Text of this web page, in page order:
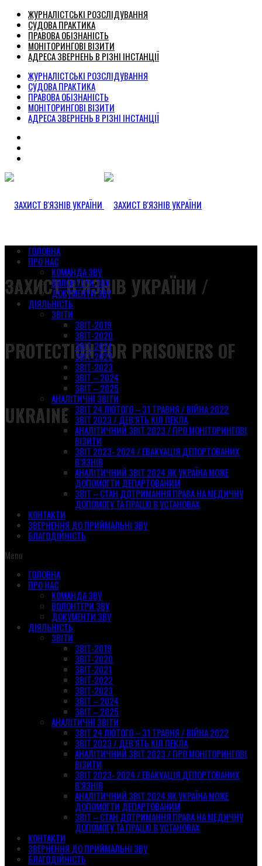
ЖУРНАЛІСТСЬКІ РОЗСЛІДУВАННЯ
СУДОВА ПРАКТИКА
ПРАВОВА ОБІЗНАНІСТЬ
МОНІТОРИНГОВІ ВІЗИТИ
АДРЕСА ЗВЕРНЕНЬ В РІЗНІ ІНСТАНЦІЇ
ЖУРНАЛІСТСЬКІ РОЗСЛІДУВАННЯ
СУДОВА ПРАКТИКА
ПРАВОВА ОБІЗНАНІСТЬ
МОНІТОРИНГОВІ ВІЗИТИ
АДРЕСА ЗВЕРНЕНЬ В РІЗНІ ІНСТАНЦІЇ
ЗАХИСТ В’ЯЗНІВ УКРАЇНИ /
PROTECTION FOR PRISONERS OF
UKRAINE
ГОЛОВНА
ПРО НАС
КОМАНДА ЗВУ
ВОЛОНТЕРИ ЗВУ
ДОКУМЕНТИ ЗВУ
ДІЯЛЬНІСТЬ
ЗВІТИ
ЗВІТ-2019
ЗВІТ-2020
ЗВІТ-2021
ЗВІТ-2022
ЗВІТ-2023
ЗВІТ – 2024
ЗВІТ – 2025
АНАЛІТИЧНІ ЗВІТИ
ЗВІТ 24 ЛЮТОГО – 31 ТРАВНЯ / ВІЙНА 2022
ЗВІТ 2023 / ДЕВ’ЯТЬ КІЛ ПЕКЛА
АНАЛІТИЧНИЙ ЗВІТ 2023 / ПРО МОНІТОРИНГОВІ
ВІЗИТИ
ЗВІТ 2023- 2024 / ЕВАКУАЦІЯ ДЕПОРТОВАНИХ
В’ЯЗНІВ
АНАЛІТИЧНИЙ ЗВІТ 2024 ЯК УКРАЇНА МОЖЕ
ДОПОМОГТИ ДЕПАРТОВАНИМ
ЗВІТ – СТАН ДОТРИМАННЯ ПРАВА НА МЕДИЧНУ
ДОПОМОГУ ТА ПРАЦЮ В УСТАНОВАХ
КОНТАКТИ
ЗВЕРНЕННЯ ДО ПРИЙМАЛЬНІ ЗВУ
БЛАГОДІЙНІСТЬ
Menu
ГОЛОВНА
ПРО НАС
КОМАНДА ЗВУ
ВОЛОНТЕРИ ЗВУ
ДОКУМЕНТИ ЗВУ
ДІЯЛЬНІСТЬ
ЗВІТИ
ЗВІТ-2019
ЗВІТ-2020
ЗВІТ-2021
ЗВІТ-2022
ЗВІТ-2023
ЗВІТ – 2024
ЗВІТ – 2025
АНАЛІТИЧНІ ЗВІТИ
ЗВІТ 24 ЛЮТОГО – 31 ТРАВНЯ / ВІЙНА 2022
ЗВІТ 2023 / ДЕВ’ЯТЬ КІЛ ПЕКЛА
АНАЛІТИЧНИЙ ЗВІТ 2023 / ПРО МОНІТОРИНГОВІ
ВІЗИТИ
ЗВІТ 2023- 2024 / ЕВАКУАЦІЯ ДЕПОРТОВАНИХ
В’ЯЗНІВ
АНАЛІТИЧНИЙ ЗВІТ 2024 ЯК УКРАЇНА МОЖЕ
ДОПОМОГТИ ДЕПАРТОВАНИМ
ЗВІТ – СТАН ДОТРИМАННЯ ПРАВА НА МЕДИЧНУ
ДОПОМОГУ ТА ПРАЦЮ В УСТАНОВАХ
КОНТАКТИ
ЗВЕРНЕННЯ ДО ПРИЙМАЛЬНІ ЗВУ
БЛАГОДІЙНІСТЬ